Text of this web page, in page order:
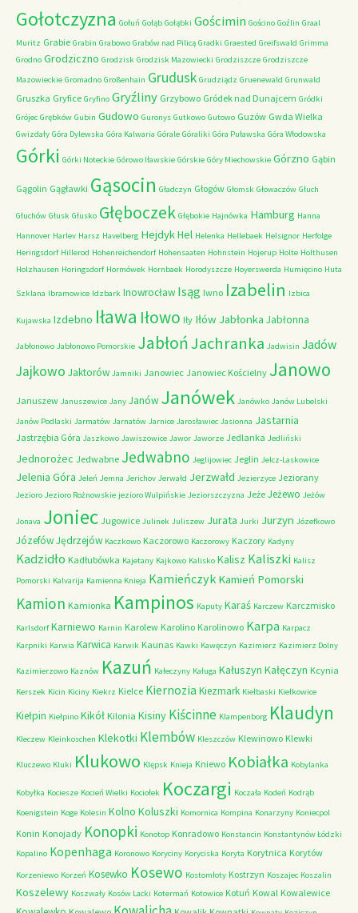
Gołotczyzna Gołuń Gołąb Gołąbki Gościmin Gościno Goźlin Graal
Muritz Grabie Grabin Grabowo Grabów nad Pilicą Gradki Graested Greifswald Grimma
Grodno Grodziczno Grodzisk Grodzisk Mazowiecki Grodziszcze Grodziszcze
Mazowieckie Gromadno Großenhain Grudusk Grudziądz Gruenewald Grunwald
Gruszka Gryfice Gryfino Gryźliny Grzybowo Gródek nad Dunajcem Gródki
Grójec Grębków Gubin Gudowo Guronys Gutkowo Gutowo Guzów Gwda Wielka
Gwizdały Góra Dylewska Góra Kalwaria Górale Góraliki Góra Puławska Góra Włodowska
Górki Górki Noteckie Górowo Iławskie Górskie Góry Miechowskie Górzno Gąbin
Gągolin Gągławki Gąsocin Gładczyn Głogów Głomsk Głowaczów Głuch
Głuchów Głusk Głusko Głęboczek Głębokie Hajnówka Hamburg Hanna
Hannover Harlev Harsz Havelberg HejdykHel Helenka Hellebaek Helsignor Herfolge
Heringsdorf Hillerod Hohenreichendorf Hohensaaten Hohnstein Hojerup Holte Holthusen
Holzhausen Horingsdorf Hormówek Hornbaek Horodyszcze Hoyerswerda Humięcino Huta
Szklana Ibramowice Idzbark Inowrocław Isąg Iwno Izabelin Izbica
Kujawska Izdebno Iława Iłowo Iły Iłów Jabłonka Jabłonna
Jabłonowo Jabłonowo Pomorskie JabłońJachranka Jadwisin Jadów
Jajkowo Jaktorów Jamniki Janowiec Janowiec Kościelny Janowo
Januszew Januszewice Jany Janów Janówek Janówko Janów Lubelski
Janów Podlaski Jarmatów Jarnatów Jarnice Jarosławiec Jasionna Jastarnia
Jastrzębia Góra Jaszkowo Jawiszowice Jawor Jaworze Jedlanka Jedliński
Jednorożec Jedwabne Jedwabno Jeglijowiec Jeglin Jelcz-Laskowice
Jelenia Góra Jeleń Jemna Jerichov Jerwałd Jerzwałd Jezierzyce Jeziorany
Jezioro Jezioro Rożnowskie jezioro Wulpińskie Jeziorszczyzna Jeże Jeżewo Jeżów
Jonava Joniec Jugowice Julinek Juliszew Jurata Jurki Jurzyn Józefkowo
JózefówJędrzejów Kaczkowo Kaczorowo Kaczorowy Kaczory Kadyny
Kadzidło Kadłubówka Kajetany Kajkowo Kalisko Kalisz Kaliszki Kalisz
Pomorski Kalvarija Kamienna Knieja Kamieńczyk Kamień Pomorski
Kamion Kamionka Kampinos Kaputy Karaś Karczew Karczmisko
Karlsdorf Karniewo Karnin Karolew Karolino Karolinowo Karpa Karpacz
Karpniki Karwia Karwica Karwik Kaunas Kawki Kawęczyn Kazimierz Kazimierz Dolny
Kazimierzowo Kaznów Kazuń Kałeczyny Kaługa Kałuszyn Kałęczyn Kcynia
Kerszek Kicin Kiciny Kiekrz Kielce Kiernozia Kiezmark Kiełbaski Kiełkowice
Kiełpin Kiełpino Kikół Kilonia Kisiny Kiścinne Klampenborg Klaudyn
Kleczew Kleinkoschen Klekotki Klembów Kleszczów Klewinowo Klewki
Kluczewo Kluki Klukowo Klępsk Knieja Kniewo Kobiałka Kobylanka
Kobyłka Kociesze Kocień Wielki Kociołek Koczargi Koczała Kodeń Kodrąb
Koenigstein Koge Kolesin Kolno Koluszki Komornica Kompina Konarzyny Koniecpol
Konin Konojady Konopki Konotop Konradowo Konstancin Konstantynów Łódzki
Kopalino Kopenhaga Koronowo Koryciny Koryciska Koryta Korytnica Korytów
Korzeniewo Korzeń Kosewko Kosewo Kostomłoty Kostrzyn Koszajec Koszalin
Koszelewy Koszwały Kosów Lacki Kotermań Kotowice Kotuń Kowal Kowalewice